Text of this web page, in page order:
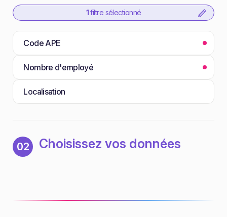
1 filtre sélectionné
Code APE
Nombre d'employé
Localisation
02 Choisissez vos données